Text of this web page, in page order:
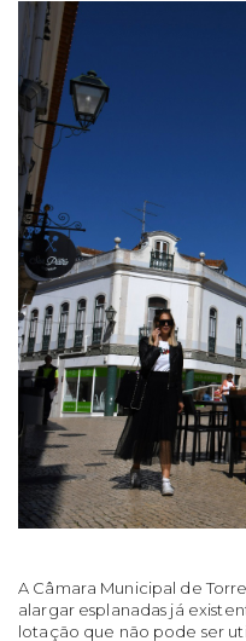
A Câmara Municipal de
alargar esplanadas já
lotação que não pode ser